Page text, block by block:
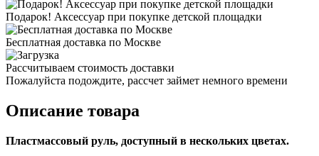
Подарок! Аксессуар при покупке детской площадки
Бесплатная доставка по Москве
Рассчитываем стоимость доставки
Пожалуйста подождите, рассчет займет немного времени
Описание товара
Пластмассовый руль, доступный в нескольких цветах.